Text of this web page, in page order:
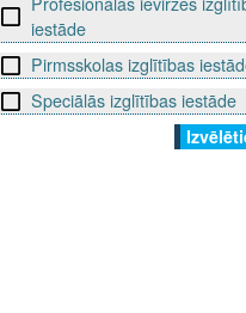
iestāde
Pirmsskolas izglītības
Speciālās izglītības iestāde